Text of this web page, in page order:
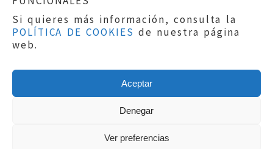
Si quieres más información, consulta la
POLÍTICA DE COOKIES de nuestra página
web.
Aceptar
Denegar
Ver preferencias
Aviso legal|Política de privacidad|
Protección de Datos
Política de cookies
Copyright © 2019El Justicia de Aragón|
Sephor Consulting